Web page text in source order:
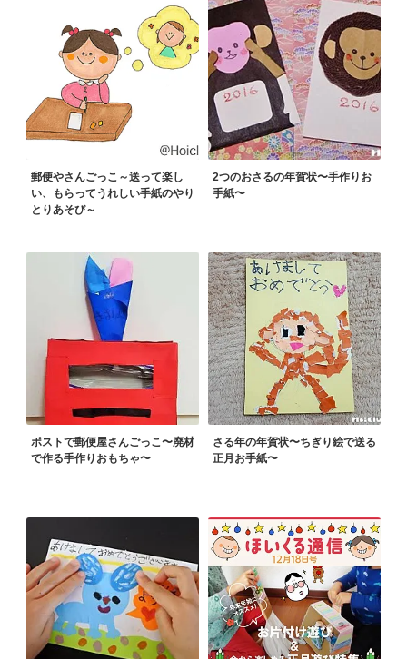
郵便やさんごっこ～送って楽し
い、もらってうれしい手紙のやり
とりあそび～
2つのおさるの年賀状〜手作りお
手紙〜
ポストで郵便屋さんごっこ〜廃材
で作る手作りおもちゃ〜
さる年の年賀状〜ちぎり絵で送る
正月お手紙〜